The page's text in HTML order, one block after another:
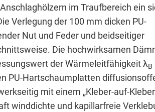
im Traufbereich ein
Verlegung der 100 mm dicken PU-
Nut und Feder und beidseitiger
Die hochwirksamen
der Wärmeleitfähigkeit λB
PU-Hartschaumplatten
mit einem „Kleber-auf-
winddichte und kapillarfreie